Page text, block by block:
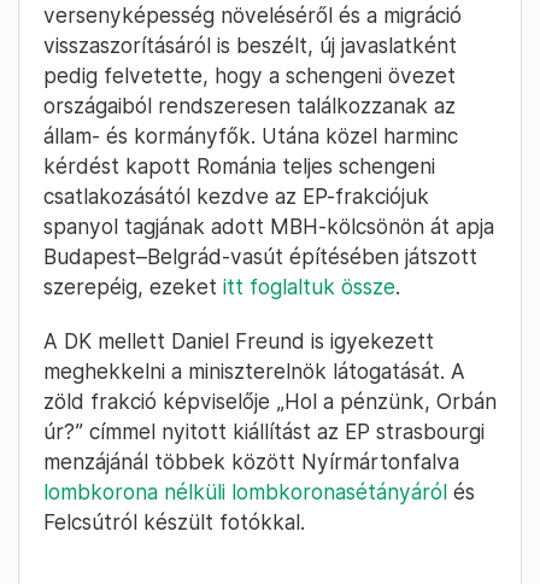
versenyképesség növeléséről és a migráció
visszaszorításáról is beszélt, új javaslatként
pedig felvetette, hogy a schengeni övezet
országaiból rendszeresen találkozzanak az
állam- és kormányfők. Utána közel harminc
kérdést kapott Románia teljes schengeni
csatlakozásától kezdve az EP-frakciójuk
spanyol tagjának adott MBH-kölcsönön át apja
Budapest–Belgrád-vasút építésében játszott
szerepéig, ezeket itt foglaltuk össze.
A DK mellett Daniel Freund is igyekezett
meghekkelni a miniszterelnök látogatását. A
zöld frakció képviselője „Hol a pénzünk, Orbán
úr?” címmel nyitott kiállítást az EP strasbourgi
menzájánál többek között Nyírmártonfalva
lombkorona nélküli lombkoronasétányáról és
Felcsútról készült fotókkal.